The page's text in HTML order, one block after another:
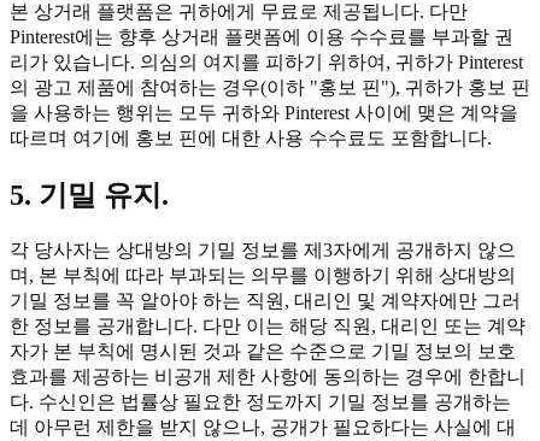
본 상거래 플랫폼은 귀하에게 무료로 제공됩니다. 다만
Pinterest에는 향후 상거래 플랫폼에 이용 수수료를 부과할 권
리가 있습니다. 의심의 여지를 피하기 위하여, 귀하가 Pinterest
의 광고 제품에 참여하는 경우(이하 "홍보 핀"), 귀하가 홍보 핀
을 사용하는 행위는 모두 귀하와 Pinterest 사이에 맺은 계약을
따르며 여기에 홍보 핀에 대한 사용 수수료도 포함합니다.
5. 기밀 유지.
각 당사자는 상대방의 기밀 정보를 제3자에게 공개하지 않으
며, 본 부칙에 따라 부과되는 의무를 이행하기 위해 상대방의
기밀 정보를 꼭 알아야 하는 직원, 대리인 및 계약자에만 그러
한 정보를 공개합니다. 다만 이는 해당 직원, 대리인 또는 계약
자가 본 부칙에 명시된 것과 같은 수준으로 기밀 정보의 보호
효과를 제공하는 비공개 제한 사항에 동의하는 경우에 한합니
다. 수신인은 법률상 필요한 정도까지 기밀 정보를 공개하는
데 아무런 제한을 받지 않으나, 공개가 필요하다는 사실에 대